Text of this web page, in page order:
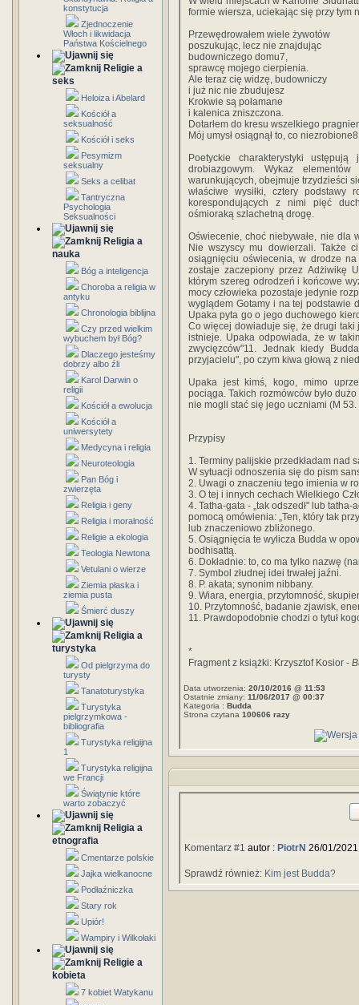
konstytucja
Zjednoczenie
Włoch i likwidacja
Państwa Kościelnego
Religie a
seks
Heloiza i Abelard
Kościół a
seksualność
Kościół i seks
Pesymizm
seksualny
Seks a celibat
Tantryczna
Psychologia
Seksualności
Religia a
nauka
Bóg a inteligencja
Choroba a religia w
antyku
Chronologia biblijna
Czy przed wielkim
wybuchem był Bóg?
Dlaczego jesteśmy
dobrzy albo źli
Karol Darwin o
religii
Kościół a ewolucja
Kościół a
uniwersytety
Medycyna i religia
Neuroteologia
Pan Bóg i
zwierzęta
Religia i geny
Religia i moralność
Religie a ekologia
Teologia Newtona
Vetulani o wierze
Ziemia płaska i
ziemia pusta
Śmierć duszy
Religia a
turystyka
Od pielgrzyma do
turysty
Tanatoturystyka
Turystyka
pielgrzymkowa -
bibliografia
Turystyka religijna
1
Turystyka religijna
we Francji
Świątynie które
warto zobaczyć
Religia a
etnografia
Cmentarze polskie
Jajka wielkanocne
Podłaźniczka
Stary rok
Upiór!
Wampiry i Wilkołaki
Religie a
kobieta
7 kobiet Watykanu
formie wiersza, uciekając się przy tym
Przewędrowałem wiele żywotów
poszukując, lecz nie znajdując
budowniczego domu7,
sprawcę mojego cierpienia.
Ale teraz cię widzę, budowniczy
i już nic nie zbudujesz
Krokwie są połamane
i kalenica zniszczona.
Dotarłem do kresu wszelkiego
Mój umysł osiągnął to, co
Poetyckie charakterystyki
drobiazgowym. Wykaz
warunkujących, obejmuje trzydzieści
właściwe wysiłki, cztery podstawy
korespondujących z nimi pięć
ośmioraką szlachetną drogę.
Oświecenie, choć niebywałe, nie dla
Nie wszyscy mu dowierzali. Także
osiągnięciu oświecenia, w drodze
zostaje zaczepiony przez Adżiwikę
którym szereg odrodzeń i końcowe
mocy człowieka pozostaje jedynie
wyglądem Gotamy i na tej podstawie
Upaka pyta go o jego duchowego
Co więcej dowiaduje się, że drugi taki
istnieje. Upaka odpowiada, że w
zwycięzców"11. Jednak kiedy
przyjacielu", po czym kiwa głową z
Upaka jest kimś, kogo, mimo
pociąga. Takich rozmówców było
nie mogli stać się jego uczniami (M 53.
Przypisy
1. Terminy palijskie przedkładam nad
W sytuacji odnoszenia się do pism
2. Uwagi o znaczeniu tego imienia w
3. O tej i innych cechach Wielkiego
4. Tatha-gata - „tak odszedł" lub
pomocą omówienia: „Ten, który tak
lub znaczeniowo zbliżonego.
5. Osiągnięcia te wylicza Budda w
bodhisattą.
6. Dokładnie: to, co ma tylko nazwę
7. Symbol złudnej idei trwałej jaźni.
8. P. akata; synonim nibbany.
9. Wiara, energia, przytomność,
10. Przytomność, badanie zjawisk,
11. Prawdopodobnie chodzi o tytuł
*
Fragment z książki: Krzysztof Kosior -
Data utworzenia: 20/10/2016 @ 11:53
Ostatnie zmiany: 11/06/2017 @ 00:37
Kategoria : Budda
Strona czytana 100606 razy
Komentarz #1 autor : PiotrN 26/01/
Sprawdź również: Kim jest Budda?